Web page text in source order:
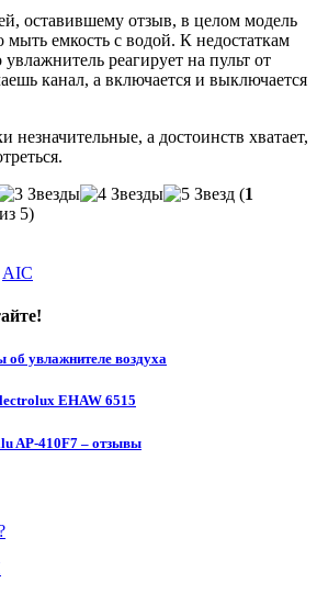
оставившему отзыв, в целом модель
мыть емкость с водой. К недостаткам
реагирует на пульт от
канал, а включается и выключается
незначительные, а достоинств хватает,
(1
из 5)
AIC
увлажнителе воздуха
EHAW 6515
AP-410F7 – отзывы